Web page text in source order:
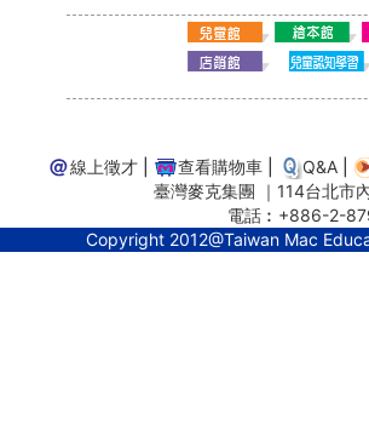
線上徵才 查看購物車 Q&A
臺灣麥克集團 ｜114台北
電話︰+886-2-
Copyright 2012@Taiwan Mac